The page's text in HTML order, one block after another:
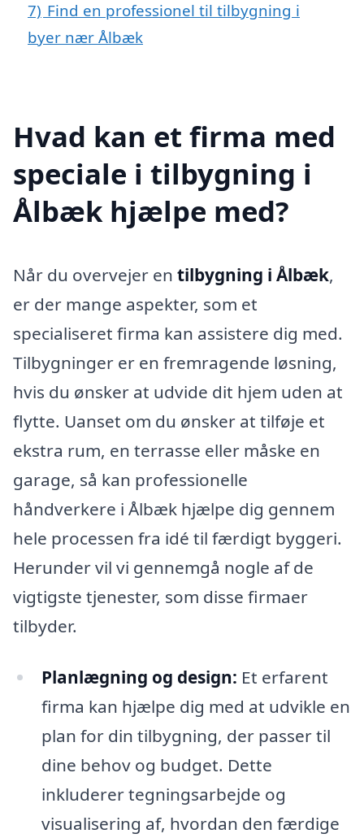
7) Find en professionel til tilbygning i
byer nær Ålbæk
Hvad kan et firma med
speciale i tilbygning i
Ålbæk hjælpe med?
Når du overvejer en tilbygning i Ålbæk,
er der mange aspekter, som et
specialiseret firma kan assistere dig med.
Tilbygninger er en fremragende løsning,
hvis du ønsker at udvide dit hjem uden at
flytte. Uanset om du ønsker at tilføje et
ekstra rum, en terrasse eller måske en
garage, så kan professionelle
håndverkere i Ålbæk hjælpe dig gennem
hele processen fra idé til færdigt byggeri.
Herunder vil vi gennemgå nogle af de
vigtigste tjenester, som disse firmaer
tilbyder.
Planlægning og design: Et erfarent
firma kan hjælpe dig med at udvikle en
plan for din tilbygning, der passer til
dine behov og budget. Dette
inkluderer tegningsarbejde og
visualisering af, hvordan den færdige